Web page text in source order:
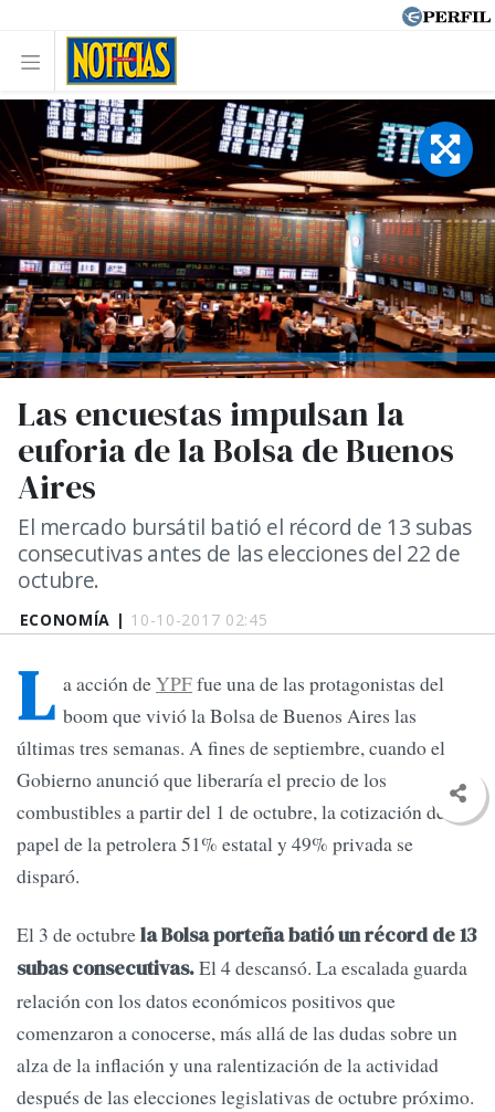
ECONOMÍA | 10-10-2017 02:45
Las encuestas impulsan la
euforia de la Bolsa de Buenos
Aires
El mercado bursátil batió el récord de 13 subas
consecutivas antes de las elecciones del 22 de
octubre.
L a acción deYPFfue una de las protagonistas del
boom que vivió la Bolsa de Buenos Aires las
últimas tres semanas. A fines de septiembre, cuando el
Gobierno anunció que liberaría el precio de los
combustibles a partir del 1 de octubre, la cotización del
papel de la petrolera 51% estatal y 49% privada se
disparó.
El 3 de octubrela Bolsa porteña batió un récord de 13
subas consecutivas.El 4 descansó. La escalada guarda
relación con los datos económicos positivos que
comenzaron a conocerse, más allá de las dudas sobre un
alza de la inflación y una ralentización de la actividad
después de las elecciones legislativas de octubre próximo.